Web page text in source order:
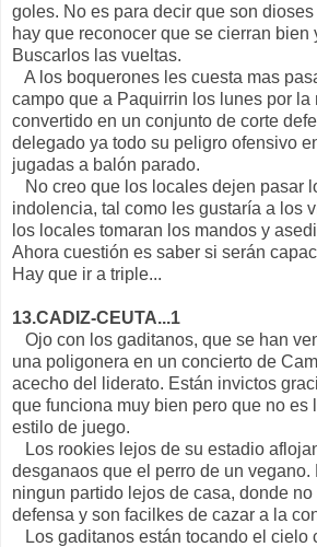
goles. No es para decir que son
hay que reconocer que se cierran bien
Buscarlos las vueltas.
A los boquerones les cuesta mas
campo que a Paquirrin los lunes por la
convertido en un conjunto de corte
delegado ya todo su peligro ofensivo
jugadas a balón parado.
No creo que los locales dejen pasar
indolencia, tal como les gustaría a los
los locales tomaran los mandos y
Ahora cuestión es saber si serán
Hay que ir a triple...
13.CADIZ-CEUTA...1
Ojo con los gaditanos, que se han
una poligonera en un concierto de
acecho del liderato. Están invictos
que funciona muy bien pero que no es
estilo de juego.
Los rookies lejos de su estadio
desganaos que el perro de un vegano.
ningun partido lejos de casa, donde
defensa y son facilkes de cazar a la
Los gaditanos están tocando el cielo